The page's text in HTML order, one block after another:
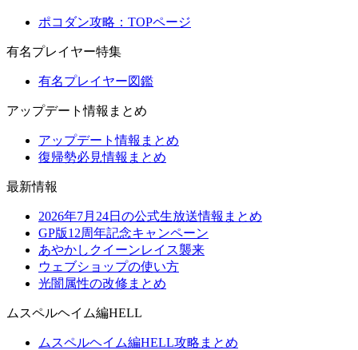
ポコダン攻略：TOPページ
有名プレイヤー特集
有名プレイヤー図鑑
アップデート情報まとめ
アップデート情報まとめ
復帰勢必見情報まとめ
最新情報
2026年7月24日の公式生放送情報まとめ
GP版12周年記念キャンペーン
あやかしクイーンレイス襲来
ウェブショップの使い方
光闇属性の改修まとめ
ムスペルヘイム編HELL
ムスペルヘイム編HELL攻略まとめ